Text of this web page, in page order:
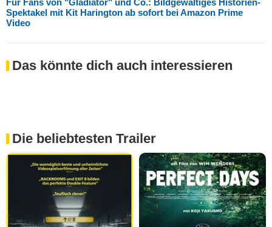
Spektakel mit Kit Harington ab sofort bei Amazon Prime
Video
Das könnte dich auch interessieren
Die beliebtesten Trailer